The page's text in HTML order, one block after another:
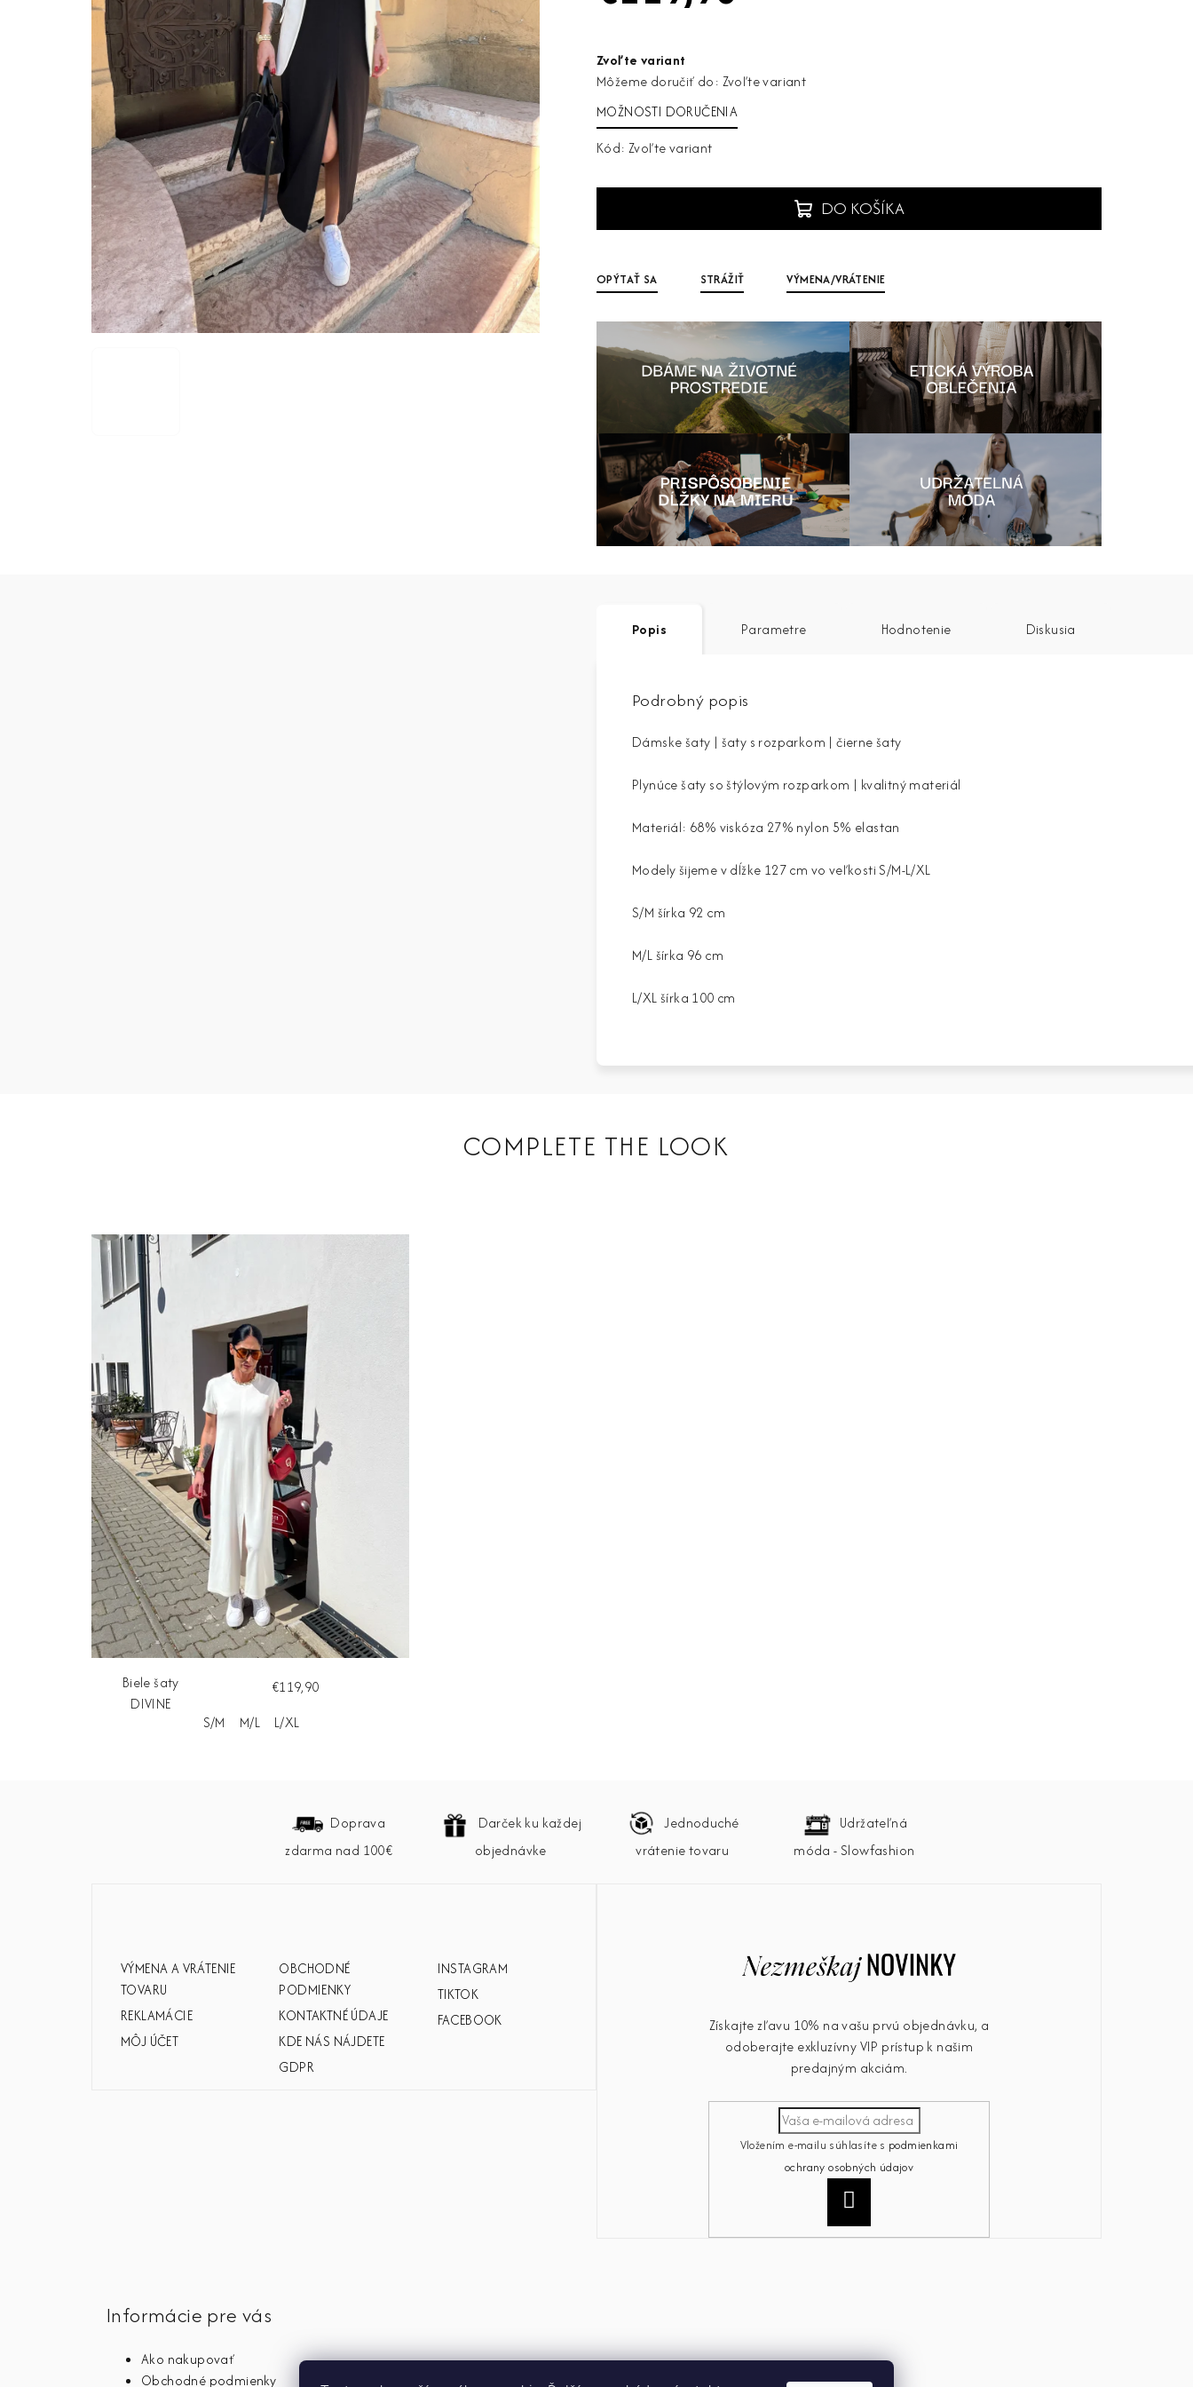
cena:
Zvoľte variant
Môžeme doručiť do: Zvoľte variant
MOŽNOSTI DORUČENIA
Kód: Zvoľte variant
DO KOŠÍKA
OPÝTAŤ SA STRÁŽIŤ VÝMENA/VRÁTENIE
Popis Parametre Hodnotenie Diskusia
Podrobný popis
Dámske šaty | šaty s rozparkom | čierne šaty
Plynúce šaty so štýlovým rozparkom | kvalitný materiál
Materiál: 68% viskóza 27% nylon 5% elastan
Modely šijeme v dĺžke 127 cm vo veľkosti S/M-L/XL
S/M šírka 92 cm
M/L šírka 96 cm
L/XL šírka 100 cm
COMPLETE THE LOOK
Biele šaty
DIVINE
€119,90
S/M
M/L L/XL
Doprava
zdarma nad 100€
Darček ku každej
objednávke
Jednoduché
vrátenie tovaru
Udržateľná
móda - Slowfashion
VÝMENA A VRÁTENIE
TOVARU
REKLAMÁCIE
MÔJ ÚČET
OBCHODNÉ
PODMIENKY
KONTAKTNÉ ÚDAJE
KDE NÁS NÁJDETE
GDPR
INSTAGRAM
TIKTOK
FACEBOOK
Získajte zľavu 10% na vašu prvú objednávku, a
odoberajte exkluzívny VIP prístup k našim
predajným akciám.
Vložením e-mailu súhlasíte s podmienkami
ochrany osobných údajov
Informácie pre vás
Ako nakupovať
Obchodné podmienky